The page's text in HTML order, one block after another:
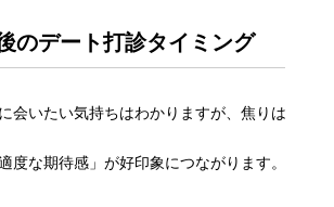
のデート打診タイミング
会いたい気持ちはわかりますが、焦りは
度な期待感」が好印象につながります。